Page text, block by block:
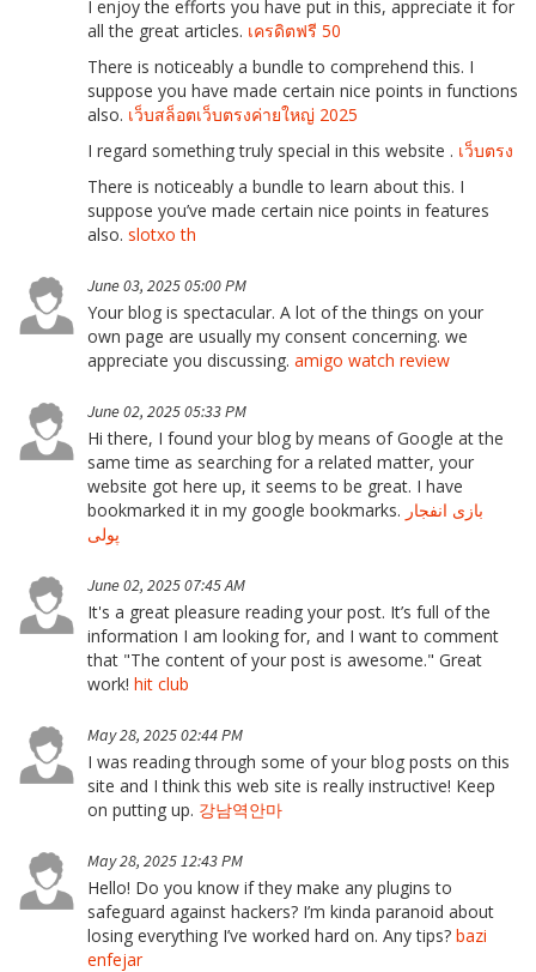
I enjoy the efforts you have put in this, appreciate it for
all the great articles. เครดิตฟรี 50
There is noticeably a bundle to comprehend this. I
suppose you have made certain nice points in functions
also. เว็บสล็อตเว็บตรงค่ายใหญ่ 2025
I regard something truly special in this website . เว็บตรง
There is noticeably a bundle to learn about this. I
suppose you’ve made certain nice points in features
also. slotxo th
June 03, 2025 05:00 PM
Your blog is spectacular. A lot of the things on your
own page are usually my consent concerning. we
appreciate you discussing. amigo watch review
June 02, 2025 05:33 PM
Hi there, I found your blog by means of Google at the
same time as searching for a related matter, your
website got here up, it seems to be great. I have
bookmarked it in my google bookmarks. بازی انفجار
پولی
June 02, 2025 07:45 AM
It's a great pleasure reading your post. It’s full of the
information I am looking for, and I want to comment
that "The content of your post is awesome." Great
work! hit club
May 28, 2025 02:44 PM
I was reading through some of your blog posts on this
site and I think this web site is really instructive! Keep
on putting up. 강남역안마
May 28, 2025 12:43 PM
Hello! Do you know if they make any plugins to
safeguard against hackers? I’m kinda paranoid about
losing everything I’ve worked hard on. Any tips? bazi
enfejar